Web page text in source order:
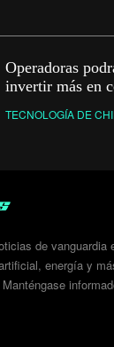
Operadoras
invertir más en
escuelas
TECNOLOGÍA DE
de vanguardia
energía y